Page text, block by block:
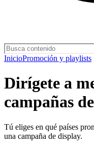
InicioPromoción y playlists
Dirígete a
campañas
Tú eliges en qué países
una campaña de display.